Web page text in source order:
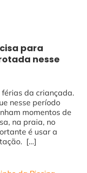
para
nesse
férias da criançada.
nesse período
momentos de
na praia, no
é usar a
[…]